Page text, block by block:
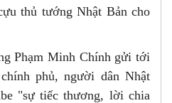
thủ tướng Nhật Bản cho
Phạm Minh Chính gửi tới
phủ, người dân Nhật
"sự tiếc thương, lời chia